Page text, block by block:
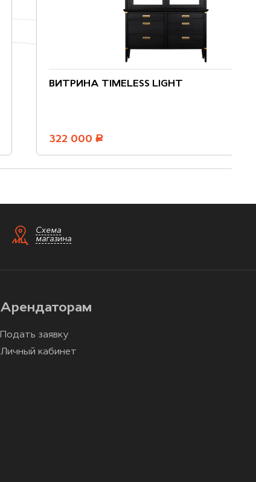
ВИТРИНА TIMELESS LIGHT
322 000 руб.
Схема
магазина
Арендаторам
Подать заявку
Личный кабинет